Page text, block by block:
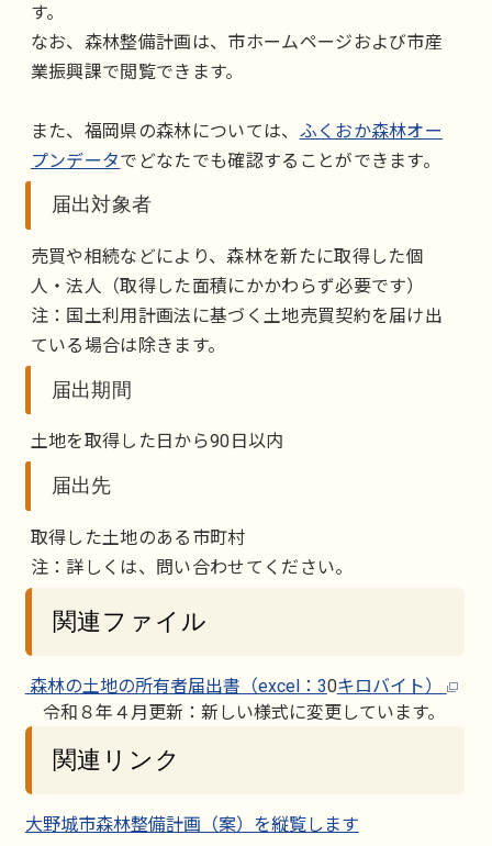
す。
なお、森林整備計画は、市ホームページおよび市産
業振興課で閲覧できます。
また、福岡県の森林については、 ふくおか森林オー
プンデータでどなたでも確認することができます。
届出対象者
売買や相続などにより、森林を新たに取得した個
人・法人（取得した面積にかかわらず必要です）
注：国土利用計画法に基づく土地売買契約を届け出
ている場合は除きます。
届出期間
土地を取得した日から90日以内
届出先
取得した土地のある市町村
注：詳しくは、問い合わせてください。
関連ファイル
森林の土地の所有者届出書（excel：30キロバイト）
令和８年４月更新：新しい様式に変更しています。
関連リンク
大野城市森林整備計画（案）を縦覧します